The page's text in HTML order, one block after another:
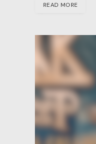
READ MORE